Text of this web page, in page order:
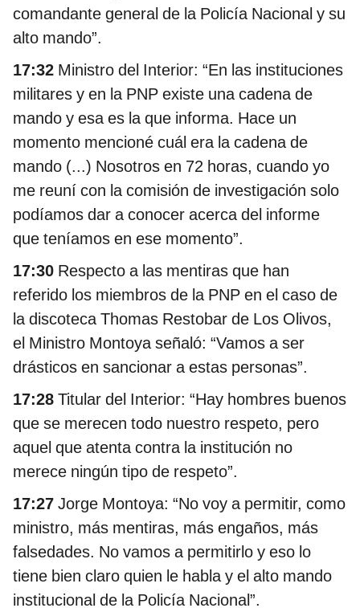
comandante general de la Policía Nacional y su
alto mando”.
17:32 Ministro del Interior: “En las instituciones
militares y en la PNP existe una cadena de
mando y esa es la que informa. Hace un
momento mencioné cuál era la cadena de
mando (...) Nosotros en 72 horas, cuando yo
me reuní con la comisión de investigación solo
podíamos dar a conocer acerca del informe
que teníamos en ese momento”.
17:30 Respecto a las mentiras que han
referido los miembros de la PNP en el caso de
la discoteca Thomas Restobar de Los Olivos,
el Ministro Montoya señaló: “Vamos a ser
drásticos en sancionar a estas personas”.
17:28 Titular del Interior: “Hay hombres buenos
que se merecen todo nuestro respeto, pero
aquel que atenta contra la institución no
merece ningún tipo de respeto”.
17:27 Jorge Montoya: “No voy a permitir, como
ministro, más mentiras, más engaños, más
falsedades. No vamos a permitirlo y eso lo
tiene bien claro quien le habla y el alto mando
institucional de la Policía Nacional”.